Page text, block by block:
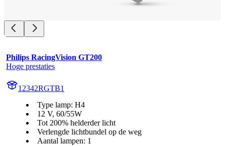
Philips RacingVision GT200
Hoge prestaties
12342RGTB1
Type lamp: H4
12 V, 60/55W
Tot 200% helderder licht
Verlengde lichtbundel op de weg
Aantal lampen: 1